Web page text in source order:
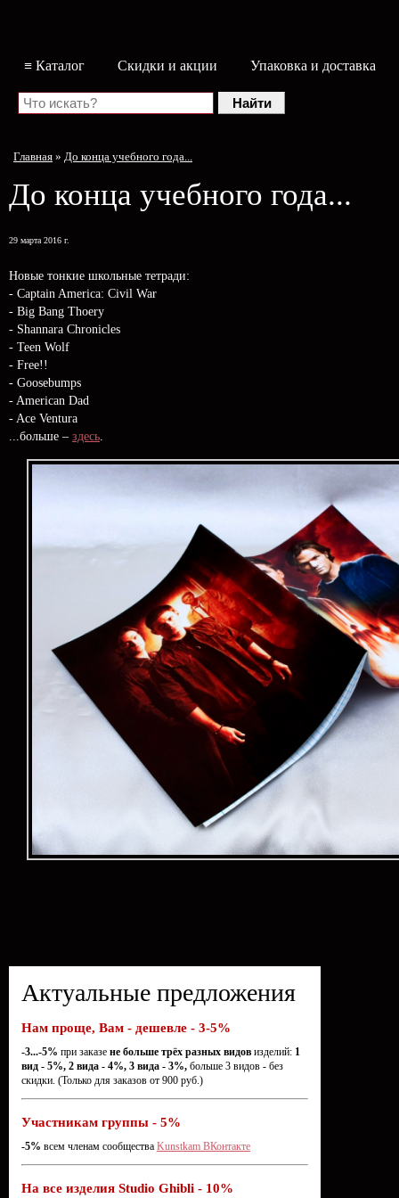
≡ Каталог Скидки и акции Упаковка и доставка
Главная » До конца учебного года...
До конца учебного года...
29 марта 2016 г.
Новые тонкие школьные тетради:
- Captain America: Civil War
- Big Bang Thoery
- Shannara Chronicles
- Teen Wolf
- Free!!
- Goosebumps
- American Dad
- Ace Ventura
...больше – здесь.
Актуальные предложения
Нам проще, Вам - дешевле - 3-5%
-3...-5% при заказе не больше трёх разных видов изделий: 1
вид - 5%, 2 вида - 4%, 3 вида - 3%, больше 3 видов - без
скидки. (Только для заказов от 900 руб.)
Участникам группы - 5%
-5% всем членам сообщества Kunstkam ВКонтакте
На все изделия Studio Ghibli - 10%